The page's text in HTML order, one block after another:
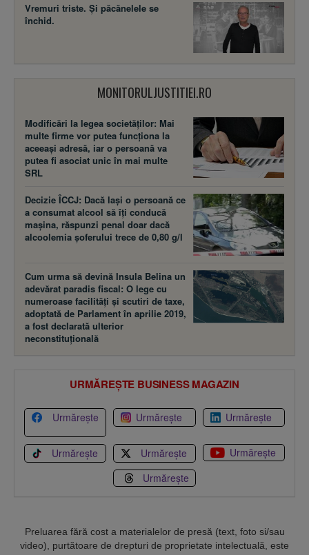
Vremuri triste. Şi păcănelele se
închid.
MONITORULJUSTITIEI.RO
Modificări la legea societăţilor: Mai
multe firme vor putea funcţiona la
aceeaşi adresă, iar o persoană va
putea fi asociat unic în mai multe
SRL
Decizie ÎCCJ: Dacă laşi o persoană ce
a consumat alcool să îţi conducă
maşina, răspunzi penal doar dacă
alcoolemia şoferului trece de 0,80 g/l
Cum urma să devină Insula Belina un
adevărat paradis fiscal: O lege cu
numeroase facilităţi şi scutiri de taxe,
adoptată de Parlament în aprilie 2019,
a fost declarată ulterior
neconstituţională
URMĂREȘTE BUSINESS MAGAZIN
Urmărește Urmărește Urmărește
Urmărește Urmărește
Urmărește
Urmărește
Preluarea fără cost a materialelor de presă (text, foto si/sau
video), purtătoare de drepturi de proprietate intelectuală, este